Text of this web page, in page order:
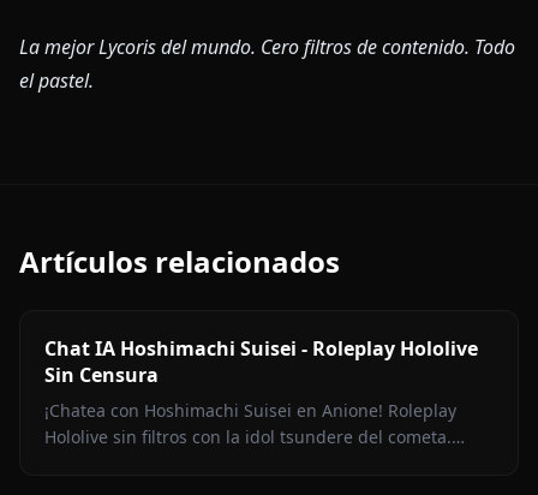
La mejor Lycoris del mundo. Cero filtros de contenido. Todo
el pastel.
Artículos relacionados
Chat IA Hoshimachi Suisei - Roleplay Hololive
Sin Censura
¡Chatea con Hoshimachi Suisei en Anione! Roleplay
Hololive sin filtros con la idol tsundere del cometa.